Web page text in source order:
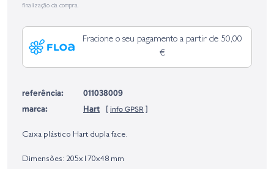
finalização da compra.
Fracione o seu pagamento a partir de 50,00
€
referência:
011038009
marca:
Hart [ info GPSR ]
Europeia, dos produtos da marca, conforme requerido no Regulamento
Caixa plástico Hart dupla face.
Dimensões: 205x170x48 mm